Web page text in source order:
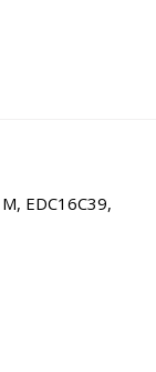
EDC16C39,